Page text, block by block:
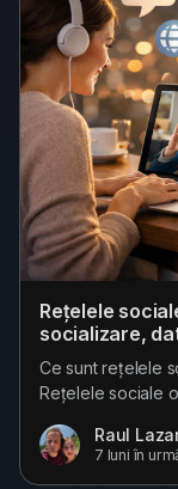
Rețelele
socializare,
Ce sunt rețelele
Rețelele sociale
înseamnă doar
oamenii
Raul
7 luni în